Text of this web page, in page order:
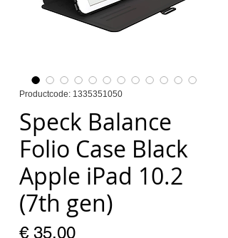
Productcode: 1335351050
Speck Balance
Folio Case Black
Apple iPad 10.2
(7th gen)
€ 35,00Prijs